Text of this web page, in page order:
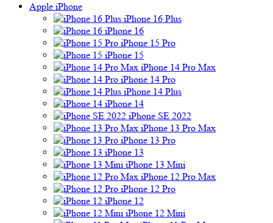
Apple iPhone
iPhone 16 Plus
iPhone 16
iPhone 15 Pro
iPhone 15
iPhone 14 Pro Max
iPhone 14 Pro
iPhone 14 Plus
iPhone 14
iPhone SE 2022
iPhone 13 Pro Max
iPhone 13 Pro
iPhone 13
iPhone 13 Mini
iPhone 12 Pro Max
iPhone 12 Pro
iPhone 12
iPhone 12 Mini